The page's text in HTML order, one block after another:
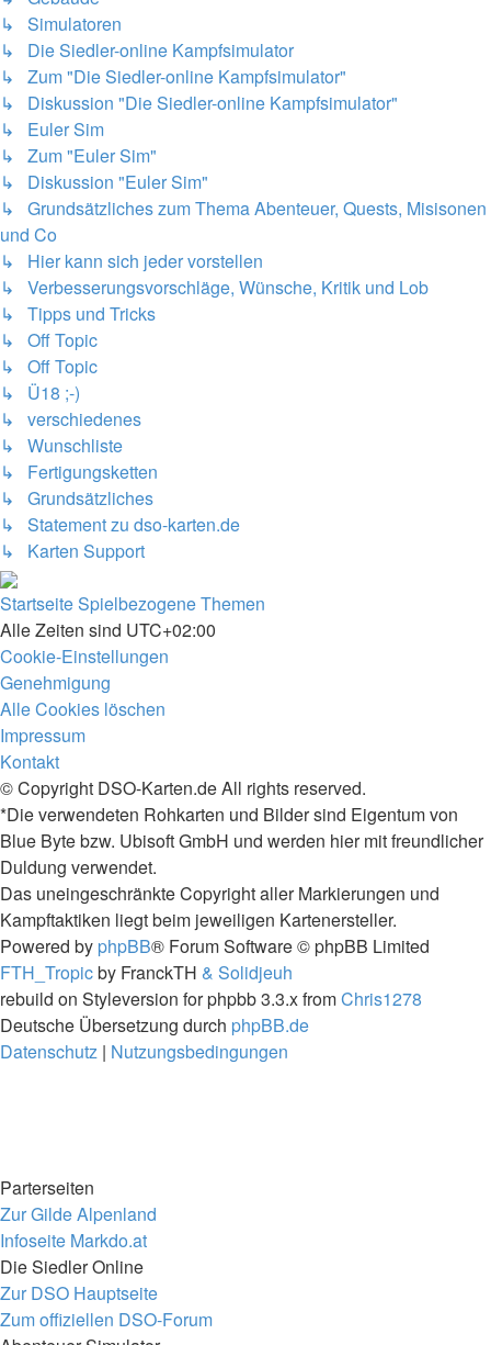
↳ Simulatoren
↳ Die Siedler-online Kampfsimulator
↳ Zum "Die Siedler-online Kampfsimulator"
↳ Diskussion "Die Siedler-online Kampfsimulator"
↳ Euler Sim
↳ Zum "Euler Sim"
↳ Diskussion "Euler Sim"
↳ Grundsätzliches zum Thema Abenteuer, Quests, Misisonen
und Co
↳ Hier kann sich jeder vorstellen
↳ Verbesserungsvorschläge, Wünsche, Kritik und Lob
↳ Tipps und Tricks
↳ Off Topic
↳ Off Topic
↳ Ü18 ;-)
↳ verschiedenes
↳ Wunschliste
↳ Fertigungsketten
↳ Grundsätzliches
↳ Statement zu dso-karten.de
↳ Karten Support
StartseiteSpielbezogene Themen
Alle Zeiten sind UTC+02:00
Cookie-Einstellungen
Genehmigung
Alle Cookies löschen
Impressum
Kontakt
© Copyright DSO-Karten.de All rights reserved.
*Die verwendeten Rohkarten und Bilder sind Eigentum von
Blue Byte bzw. Ubisoft GmbH und werden hier mit freundlicher
Duldung verwendet.
Das uneingeschränkte Copyright aller Markierungen und
Kampftaktiken liegt beim jeweiligen Kartenersteller.
Powered by phpBB® Forum Software © phpBB Limited
FTH_Tropicby FranckTH & Solidjeuh
rebuild on Styleversion for phpbb 3.3.x fromChris1278
Deutsche Übersetzung durch phpBB.de
Datenschutz | Nutzungsbedingungen
Parterseiten
Zur Gilde Alpenland
Infoseite Markdo.at
Die Siedler Online
Zur DSO Hauptseite
Zum offiziellen DSO-Forum